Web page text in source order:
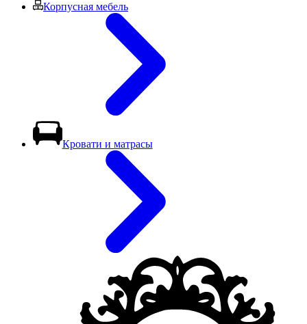
Корпусная мебель
Кровати и матрасы